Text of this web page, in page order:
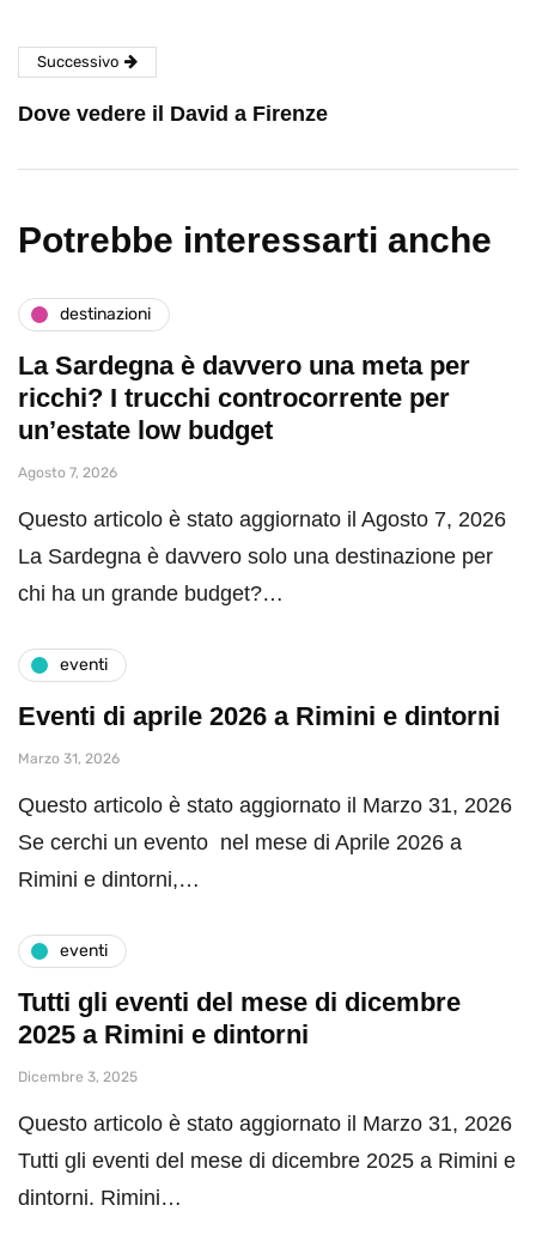
Successivo
Dove vedere il David a Firenze
Potrebbe interessarti anche
destinazioni
La Sardegna è davvero una meta per
ricchi? I trucchi controcorrente per
un’estate low budget
Agosto 7, 2026
Questo articolo è stato aggiornato il Agosto 7, 2026
La Sardegna è davvero solo una destinazione per
chi ha un grande budget?…
eventi
Eventi di aprile 2026 a Rimini e dintorni
Marzo 31, 2026
Questo articolo è stato aggiornato il Marzo 31, 2026
Se cerchi un evento nel mese di Aprile 2026 a
Rimini e dintorni,…
eventi
Tutti gli eventi del mese di dicembre
2025 a Rimini e dintorni
Dicembre 3, 2025
Questo articolo è stato aggiornato il Marzo 31, 2026
Tutti gli eventi del mese di dicembre 2025 a Rimini e
dintorni. Rimini…